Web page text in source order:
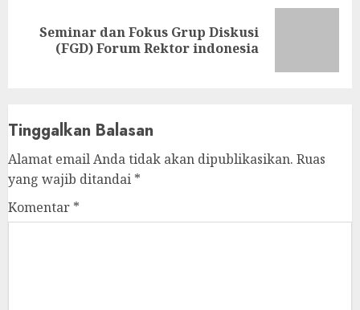
Next
Seminar dan Fokus Grup Diskusi
(FGD) Forum Rektor indonesia
Tinggalkan Balasan
Alamat email Anda tidak akan dipublikasikan. Ruas
yang wajib ditandai *
Komentar *